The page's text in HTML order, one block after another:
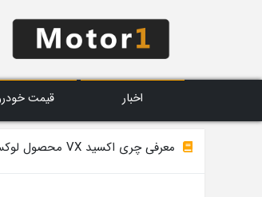
اخبار قیمت
معرفی چری اکسید VX محصول لوکس و جدید مدیران خودرو